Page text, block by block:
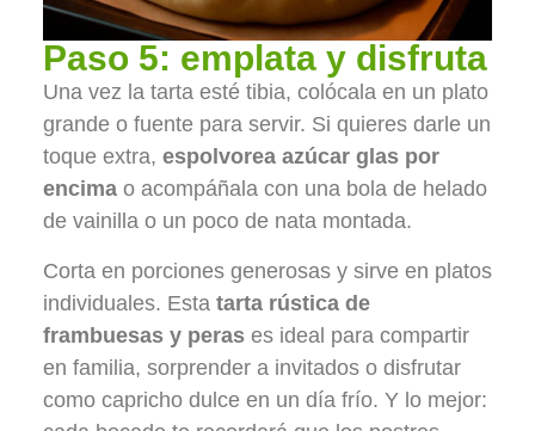
Paso 5: emplata y disfruta
Una vez la tarta esté tibia, colócala en un plato
grande o fuente para servir. Si quieres darle un
toque extra, espolvorea azúcar glas por
encimao acompáñala con una bola de helado
de vainilla o un poco de nata montada.
Corta en porciones generosas y sirve en platos
individuales. Esta tarta rústica de
frambuesas y perases ideal para compartir
en familia, sorprender a invitados o disfrutar
como capricho dulce en un día frío. Y lo mejor: